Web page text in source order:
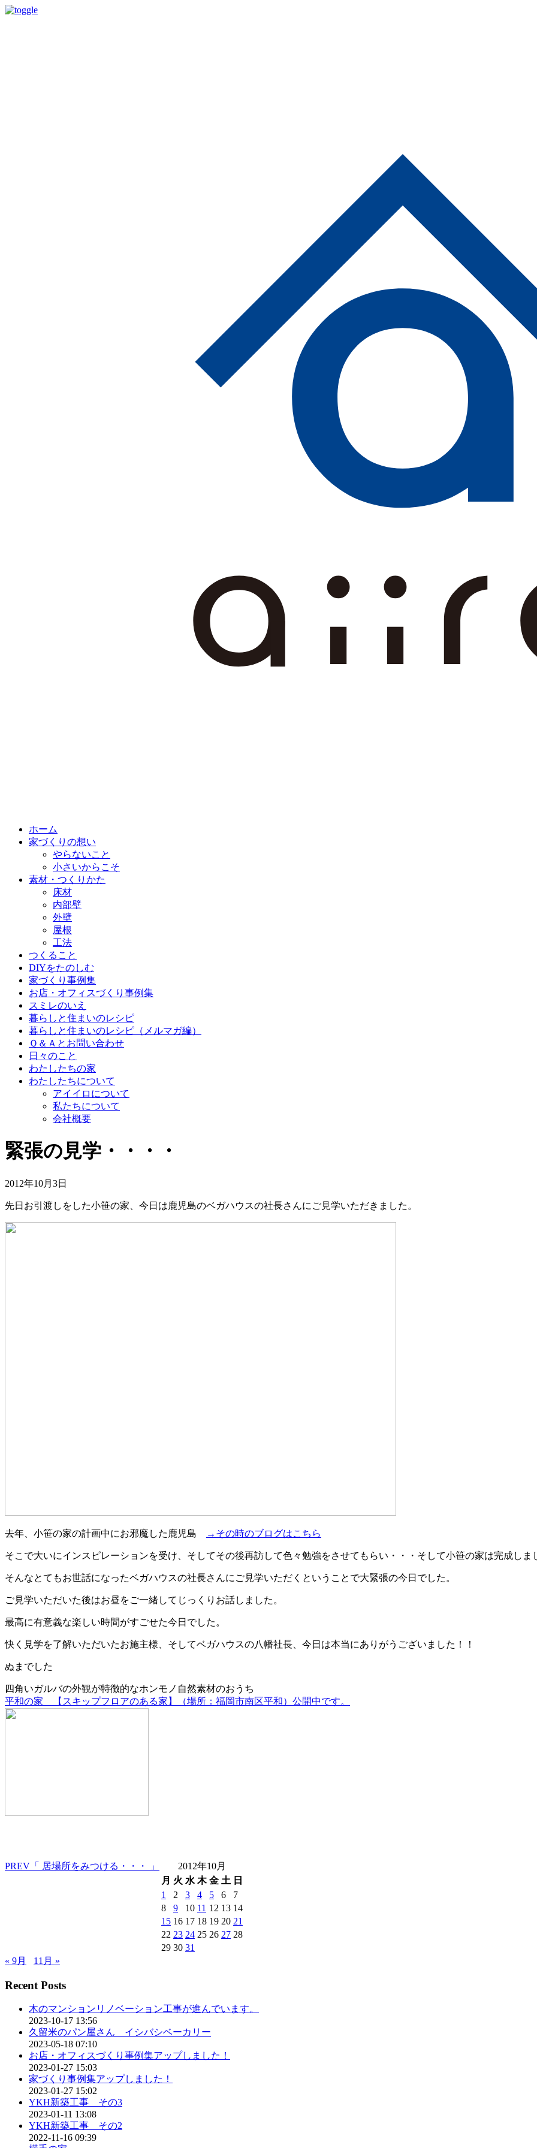
ホーム
家づくりの想い
やらないこと
小さいからこそ
素材・つくりかた
床材
内部壁
外壁
屋根
工法
つくること
DIYをたのしむ
家づくり事例集
お店・オフィスづくり事例集
スミレのいえ
暮らしと住まいのレシピ
暮らしと住まいのレシピ（メルマガ編）
Ｑ＆Ａとお問い合わせ
日々のこと
わたしたちの家
わたしたちについて
アイイロについて
私たちについて
会社概要
緊張の見学・・・・
2012年10月3日
先日お引渡しをした小笹の家、今日は鹿児島のベガハウスの社長さんにご見学いただきました。
去年、小笹の家の計画中にお邪魔した鹿児島 →その時のブログはこちら
そこで大いにインスピレーションを受け、そしてその後再訪して色々勉強をさせてもらい・・・そして小笹の家は完成しま
そんなとてもお世話になったベガハウスの社長さんにご見学いただくということで大緊張の今日でした。
ご見学いただいた後はお昼をご一緒してじっくりお話しました。
最高に有意義な楽しい時間がすごせた今日でした。
快く見学を了解いただいたお施主様、そしてベガハウスの八幡社長、今日は本当にありがうございました！！
ぬまでした
四角いガルバの外観が特徴的なホンモノ自然素材のおうち
平和の家 【スキップフロアのある家】（場所：福岡市南区平和）公開中です。
PREV 「 居場所をみつける・・・ 」
2012年10月
月 火 水 木 金 土 日
1
2 3 4 5 6
7
8
9 10 11 12 13 14
15 16 17 18 19 20 21
22 23 24 25 26 27 28
29 30 31
« 9月
11月 »
Recent Posts
木のマンションリノベーション工事が進んでいます。
2023-10-17 13:56
久留米のパン屋さん イシバシベーカリー
2023-05-18 07:10
お店・オフィスづくり事例集アップしました！
2023-01-27 15:03
家づくり事例集アップしました！
2023-01-27 15:02
YKH新築工事 その3
2023-01-11 13:08
YKH新築工事 その2
2022-11-16 09:39